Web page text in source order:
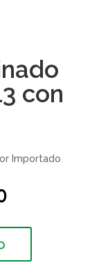
con
Importado
El
actual
$ 7.800,00.